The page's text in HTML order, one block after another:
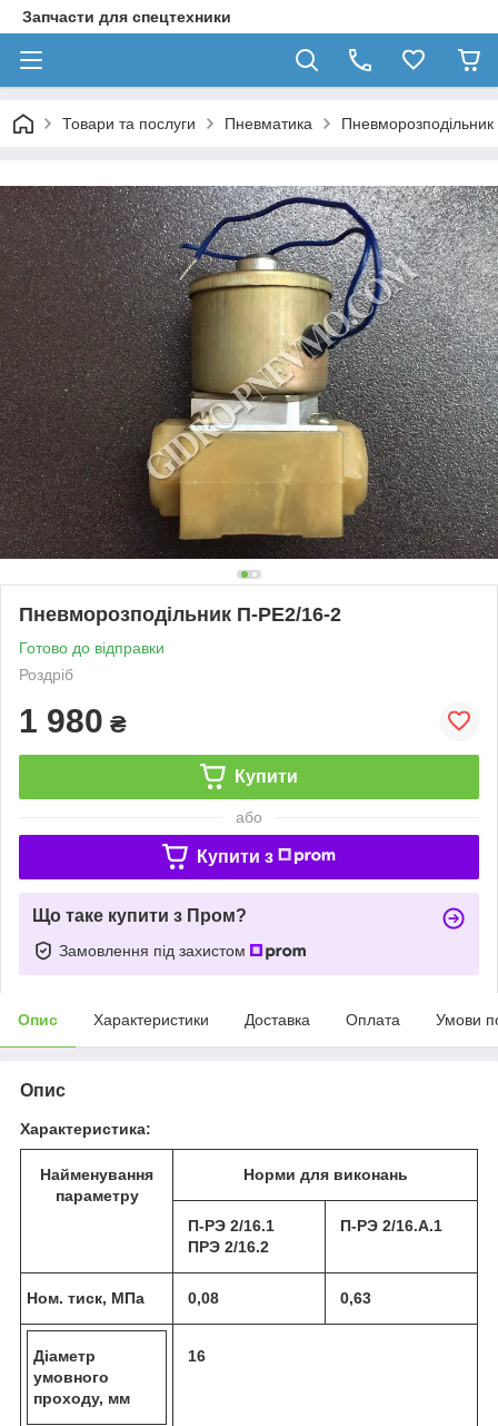
Запчасти для спецтехники
Товари та послуги Пневматика Пневморозподільник
Пневморозподільник П-РЕ2/16-2
Готово до відправки
Роздріб
1 980 ₴
Купити
або
Купити з
Що таке купити з Пром?
Замовлення під захистом
Опис Характеристики Доставка Оплата Умови
Опис
Характеристика:
Найменування
параметру
Норми для виконань
П-РЭ 2/16.1
ПРЭ 2/16.2
П-РЭ 2/16.А.1
Ном. тиск, МПа 0,08 0,63
Діаметр
умовного
проходу, мм
16